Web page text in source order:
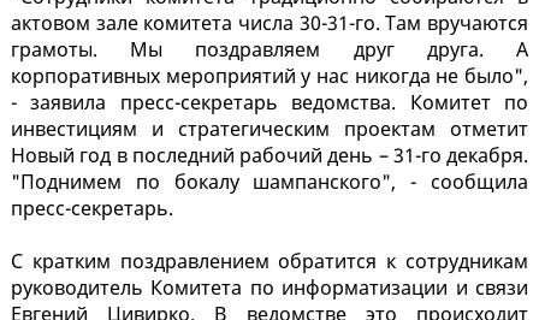
актовом зале комитета числа 30-31-го. Там вручаются
грамоты. Мы поздравляем друг друга. А
корпоративных мероприятий у нас никогда не было",
- заявила пресс-секретарь ведомства. Комитет по
инвестициям и стратегическим проектам отметит
Новый год в последний рабочий день – 31-го декабря.
"Поднимем по бокалу шампанского", - сообщила
пресс-секретарь.
С кратким поздравлением обратится к сотрудникам
руководитель Комитета по информатизации и связи
Евгений Цивирко. В ведомстве это происходит